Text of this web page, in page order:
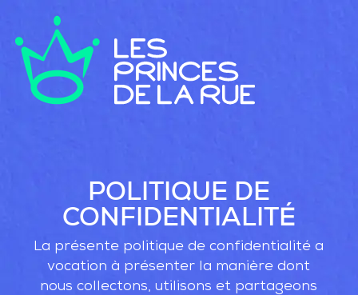
DEVENIR BÉNÉVOLE
JE SUIS UN PROFESSIONNEL
NOS PARTENAIRES
FAQ
POLITIQUE DE
CONFIDENTIALITÉ
La présente politique de confidentialité a
vocation à présenter la manière dont
nous collectons, utilisons et partageons